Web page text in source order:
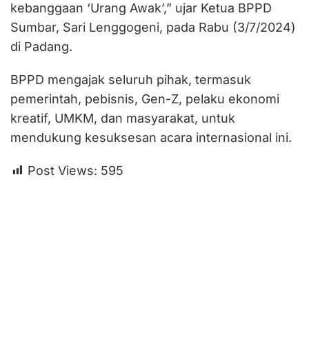
kebanggaan ‘Urang Awak’,” ujar Ketua BPPD
Sumbar, Sari Lenggogeni, pada Rabu (3/7/2024)
di Padang.
BPPD mengajak seluruh pihak, termasuk
pemerintah, pebisnis, Gen-Z, pelaku ekonomi
kreatif, UMKM, dan masyarakat, untuk
mendukung kesuksesan acara internasional ini.
Post Views: 595